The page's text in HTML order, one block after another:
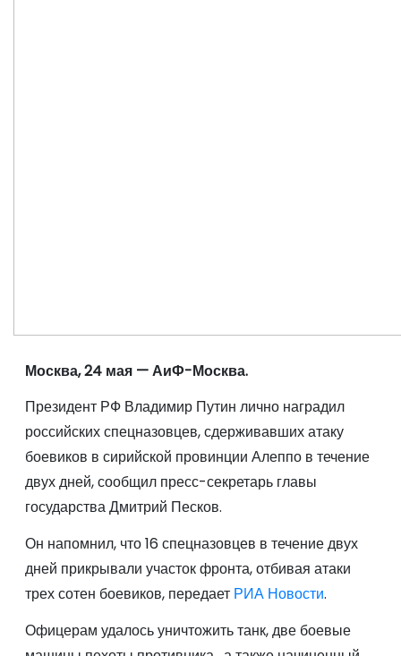
Москва, 24 мая — АиФ-Москва.
Президент РФ Владимир Путин лично наградил
российских спецназовцев, сдерживавших атаку
боевиков в сирийской провинции Алеппо в течение
двух дней, сообщил пресс-секретарь главы
государства Дмитрий Песков.
Он напомнил, что 16 спецназовцев в течение двух
дней прикрывали участок фронта, отбивая атаки
трех сотен боевиков, передает РИА Новости.
Офицерам удалось уничтожить танк, две боевые